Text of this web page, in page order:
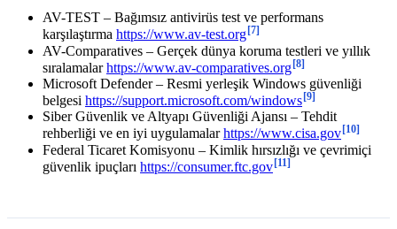
AV-TEST – Bağımsız antivirüs test ve performans
karşılaştırma https://www.av-test.org [7]
AV-Comparatives – Gerçek dünya koruma testleri ve yıllık
sıralamalarhttps://www.av-comparatives.org [8]
Microsoft Defender – Resmi yerleşik Windows güvenliği
belgesi https://support.microsoft.com/windows [9]
Siber Güvenlik ve Altyapı Güvenliği Ajansı – Tehdit
rehberliği ve en iyi uygulamalarhttps://www.cisa.gov [10]
Federal Ticaret Komisyonu – Kimlik hırsızlığı ve çevrimiçi
güvenlik ipuçları https://consumer.ftc.gov [11]